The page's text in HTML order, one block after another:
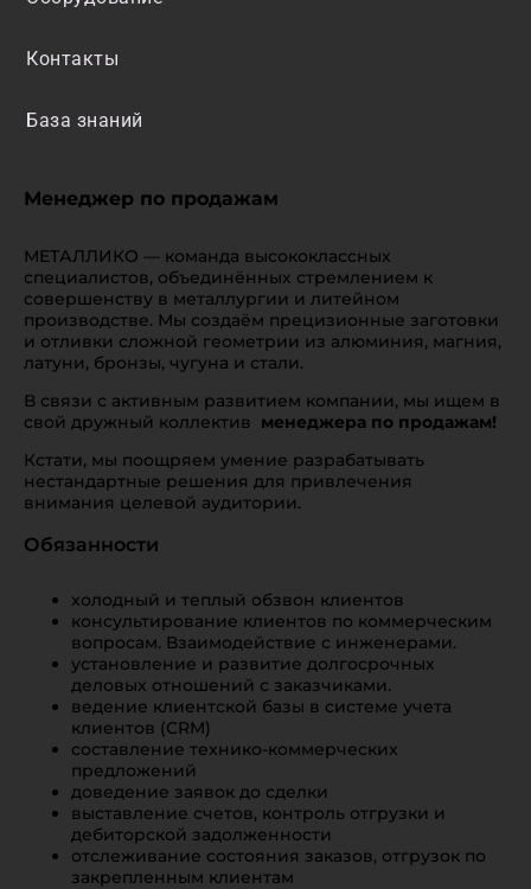
Контакты
База знаний
Менеджер по продажам
МЕТАЛЛИКО — команда высококлассных
специалистов, объединённых стремлением к
совершенству в металлургии и литейном
производстве. Мы создаём прецизионные заготовки
и отливки сложной геометрии из алюминия, магния,
латуни, бронзы, чугуна и стали.
В связи с активным развитием компании, мы ищем в
свой дружный коллектив менеджера по продажам!
Кстати, мы поощряем умение разрабатывать
нестандартные решения для привлечения
внимания целевой аудитории.
Обязанности
холодный и теплый обзвон клиентов
консультирование клиентов по коммерческим
вопросам. Взаимодействие с инженерами.
установление и развитие долгосрочных
деловых отношений с заказчиками.
ведение клиентской базы в системе учета
клиентов (CRM)
составление технико-коммерческих
предложений
доведение заявок до сделки
выставление счетов, контроль отгрузки и
дебиторской задолженности
отслеживание состояния заказов, отгрузок по
закрепленным клиентам